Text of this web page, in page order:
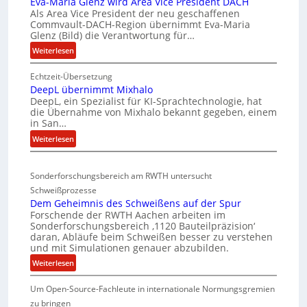
e
l
n
I
C
-
S
c
e
r
h
e
-
U
n
e
b
o
n
e
k
l
e
i
u
Als Area Vice President der neu geschaffenen
Commvault-DACH-Region übernimmt Eva-Maria
Glenz (Bild) die Verantwortung für…
Weiterlesen:
E
v
a
-
M
a
r
i
G
l
e
n
z
w
i
r
d
Echtzeit-Übersetzung
DeepL übernimmt Mixhalo
DeepL, ein Spezialist für KI-Sprachtechnologie, hat
die Übernahme von Mixhalo bekannt gegeben, einem
in San…
Weiterlesen:
D
e
p
L
ü
b
e
r
n
m
Sonderforschungsbereich am RWTH untersucht
Schweißprozesse
Dem Geheimnis des Schweißens auf der Spur
Forschende der RWTH Aachen arbeiten im
Sonderforschungsbereich ‚1120 Bauteilpräzision‘
daran, Abläufe beim Schweißen besser zu verstehen
und mit Simulationen genauer abzubilden.
Weiterlesen:
D
e
Um Open-Source-Fachleute in internationale Normungsgremien
zu bringen